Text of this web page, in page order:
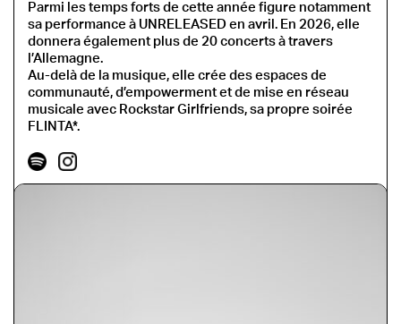
Parmi les temps forts de cette année figure notamment
sa performance à UNRELEASED en avril. En 2026, elle
donnera également plus de 20 concerts à travers
l’Allemagne.
Au-delà de la musique, elle crée des espaces de
communauté, d’empowerment et de mise en réseau
musicale avec Rockstar Girlfriends, sa propre soirée
FLINTA*.